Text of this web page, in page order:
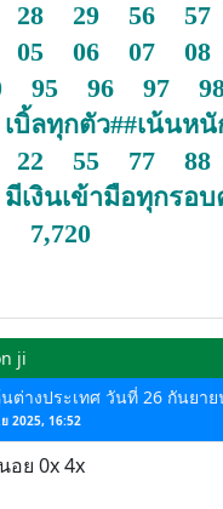
28 29 56
05 06 07
95 96 97
ลทุกตัว##เน้นหนั
22 55 77 88
งินเข้ามือทุกรอบ
7,720
ji
ต่างประเทศ วันที่ 26 กันยา
2025, 16:52
อย 0x 4x